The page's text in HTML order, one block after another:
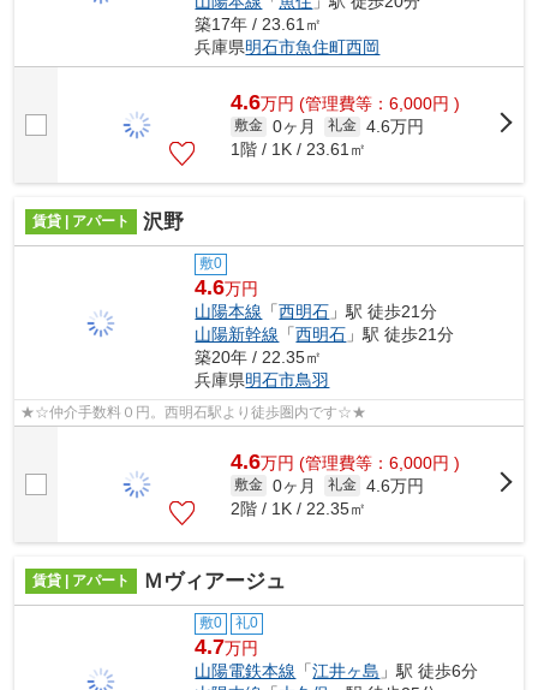
築17年 / 23.61㎡
兵庫県明石市魚住町西岡
4.6万円 (管理費等：6,000円 )
敷金 0ヶ月 礼金 4.6万円
1階 / 1K / 23.61㎡
賃貸 | アパート 沢野
敷0
4.6万円
山陽本線 「西明石 」駅 徒歩21分
山陽新幹線 「西明石 」駅 徒歩21分
築20年 / 22.35㎡
兵庫県明石市鳥羽
★☆仲介手数料０円。西明石駅より徒歩圏内です☆★
4.6万円 (管理費等：6,000円 )
敷金 0ヶ月 礼金 4.6万円
2階 / 1K / 22.35㎡
賃貸 | アパート Ｍヴィアージュ
敷0 礼0
4.7万円
山陽電鉄本線 「江井ヶ島 」駅 徒歩6分